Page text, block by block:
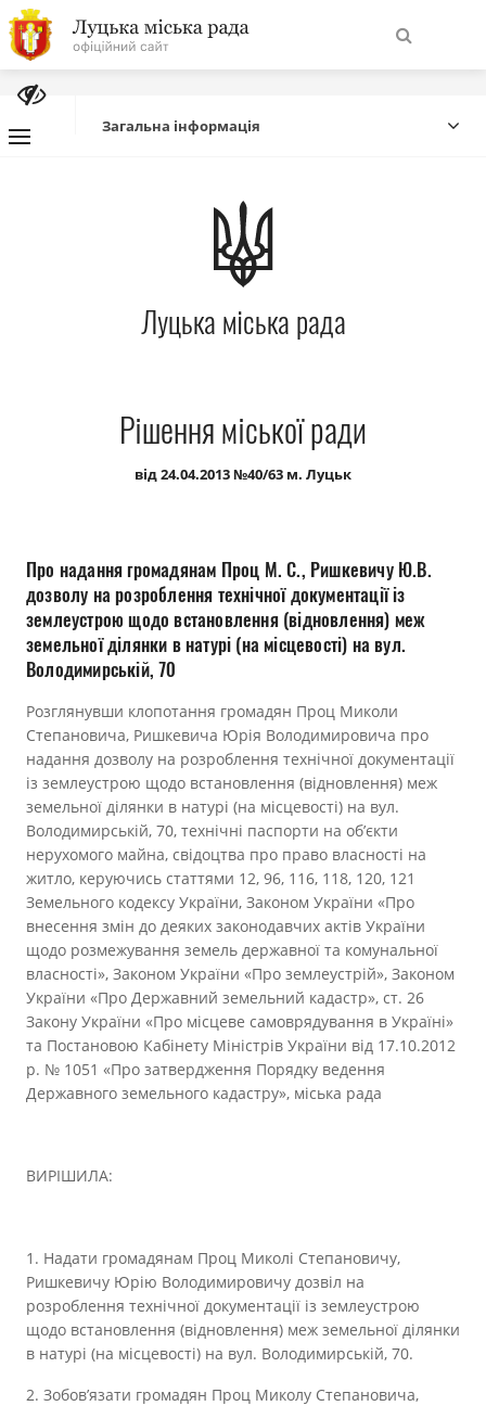
На
головну
Про місто
Міська влада
Міська рада
Публічна інформація
Документи
Загальна інформація
Луцька міська рада
Рішення міської ради
від 24.04.2013 №40/63 м. Луцьк
Про надання громадянам Проц М. С., Ришкевичу Ю.В.
дозволу на розроблення технічної документації із
землеустрою щодо встановлення (відновлення) меж
земельної ділянки в натурі (на місцевості) на вул.
Володимирській, 70
Розглянувши клопотання громадян Проц Миколи
Степановича, Ришкевича Юрія Володимировича про
надання дозволу на розроблення технічної документації
із землеустрою щодо встановлення (відновлення) меж
земельної ділянки в натурі (на місцевості) на вул.
Володимирській, 70, технічні паспорти на об’єкти
нерухомого майна, свідоцтва про право власності на
житло, керуючись статтями 12, 96, 116, 118, 120, 121
Земельного кодексу України, Законом України «Про
внесення змін до деяких законодавчих актів України
щодо розмежування земель державної та комунальної
власності», Законом України «Про землеустрій», Законом
України «Про Державний земельний кадастр», ст. 26
Закону України «Про місцеве самоврядування в Україні»
та Постановою Кабінету Міністрів України від 17.10.2012
р. № 1051 «Про затвердження Порядку ведення
Державного земельного кадастру», міська рада
ВИРІШИЛА:
1. Надати громадянам Проц Миколі Степановичу,
Ришкевичу Юрію Володимировичу дозвіл на
розроблення технічної документації із землеустрою
щодо встановлення (відновлення) меж земельної ділянки
в натурі (на місцевості) на вул. Володимирській, 70.
2. Зобов’язати громадян Проц Миколу Степановича,